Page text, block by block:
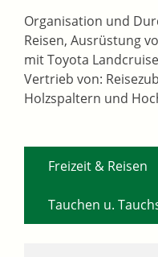
Organisation und
Reisen, Ausrüstung
mit Toyota
Vertrieb von:
Holzspaltern und
Freizeit & Reisen
Tauchen u.